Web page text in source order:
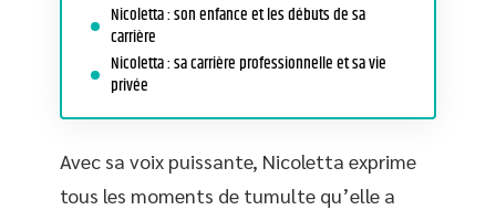
Nicoletta : son enfance et les débuts de sa
carrière
Nicoletta : sa carrière professionnelle et sa vie
privée
Avec sa voix puissante, Nicoletta exprime
tous les moments de tumulte qu’elle a